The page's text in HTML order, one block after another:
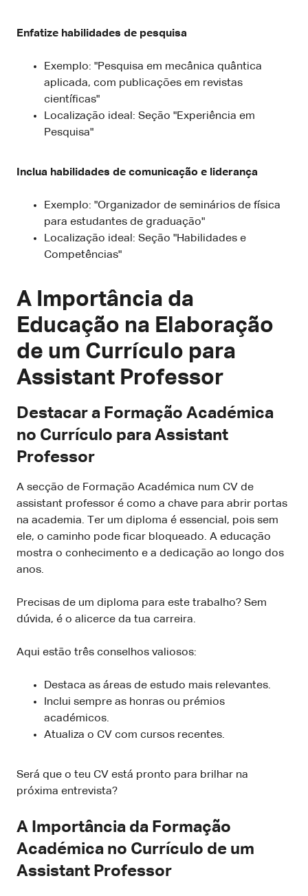
Enfatize habilidades de pesquisa
Exemplo: "Pesquisa em mecânica quântica
aplicada, com publicações em revistas
científicas"
Localização ideal: Seção "Experiência em
Pesquisa"
Inclua habilidades de comunicação e liderança
Exemplo: "Organizador de seminários de física
para estudantes de graduação"
Localização ideal: Seção "Habilidades e
Competências"
A Importância da
Educação na Elaboração
de um Currículo para
Assistant Professor
Destacar a Formação Académica
no Currículo para Assistant
Professor
A secção de Formação Académica num CV de
assistant professor é como a chave para abrir portas
na academia. Ter um diploma é essencial, pois sem
ele, o caminho pode ficar bloqueado. A educação
mostra o conhecimento e a dedicação ao longo dos
anos.
Precisas de um diploma para este trabalho? Sem
dúvida, é o alicerce da tua carreira.
Aqui estão três conselhos valiosos:
Destaca as áreas de estudo mais relevantes.
Inclui sempre as honras ou prémios
académicos.
Atualiza o CV com cursos recentes.
Será que o teu CV está pronto para brilhar na
próxima entrevista?
A Importância da Formação
Académica no Currículo de um
Assistant Professor